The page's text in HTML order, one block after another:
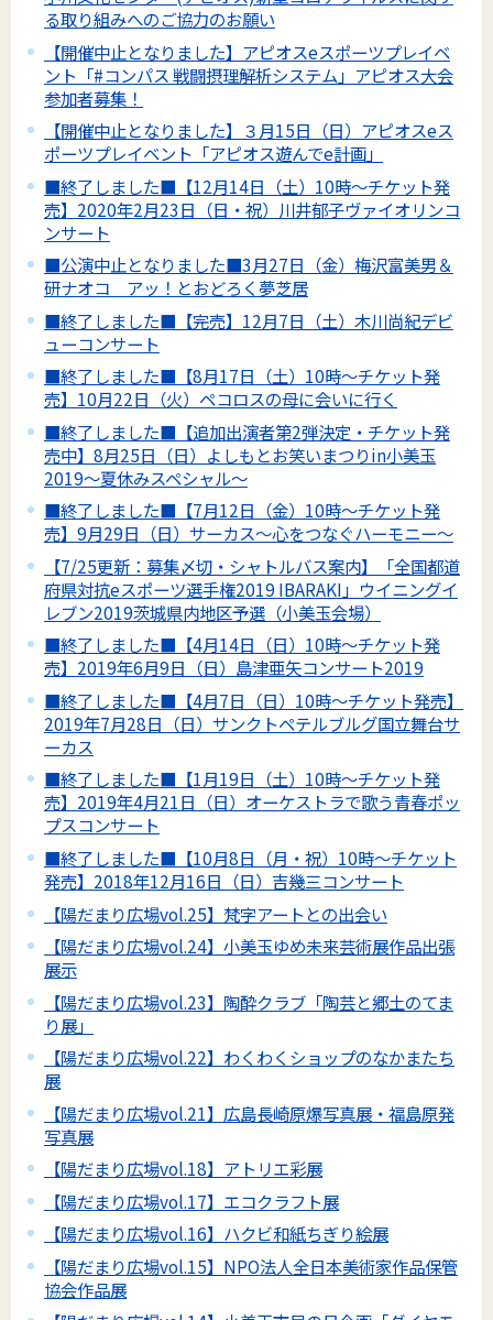
る取り組みへのご協力のお願い
【開催中止となりました】アピオスeスポーツプレイベ
ント「#コンパス 戦闘摂理解析システム」アピオス大会
参加者募集！
【開催中止となりました】３月15日（日）アピオスeス
ポーツプレイベント「アピオス遊んでe計画」
■終了しました■【12月14日（土）10時～チケット発
売】2020年2月23日（日・祝）川井郁子ヴァイオリンコ
ンサート
■公演中止となりました■3月27日（金）梅沢富美男＆
研ナオコ アッ！とおどろく夢芝居
■終了しました■【完売】12月7日（土）木川尚紀デビ
ューコンサート
■終了しました■【8月17日（土）10時～チケット発
売】10月22日（火）ペコロスの母に会いに行く
■終了しました■【追加出演者第2弾決定・チケット発
売中】8月25日（日）よしもとお笑いまつりin小美玉
2019～夏休みスペシャル～
■終了しました■【7月12日（金）10時～チケット発
売】9月29日（日）サーカス～心をつなぐハーモニー～
【7/25更新：募集〆切・シャトルバス案内】「全国都道
府県対抗eスポーツ選手権2019 IBARAKI」ウイニングイ
レブン2019茨城県内地区予選（小美玉会場）
■終了しました■【4月14日（日）10時～チケット発
売】2019年6月9日（日）島津亜矢コンサート2019
■終了しました■【4月7日（日）10時～チケット発売】
2019年7月28日（日）サンクトペテルブルグ国立舞台サ
ーカス
■終了しました■【1月19日（土）10時～チケット発
売】2019年4月21日（日）オーケストラで歌う青春ポッ
プスコンサート
■終了しました■【10月8日（月・祝）10時～チケット
発売】2018年12月16日（日）吉幾三コンサート
【陽だまり広場vol.25】梵字アートとの出会い
【陽だまり広場vol.24】小美玉ゆめ未来芸術展作品出張
展示
【陽だまり広場vol.23】陶酔クラブ「陶芸と郷土のてま
り展」
【陽だまり広場vol.22】わくわくショップのなかまたち
展
【陽だまり広場vol.21】広島長崎原爆写真展・福島原発
写真展
【陽だまり広場vol.18】アトリエ彩展
【陽だまり広場vol.17】エコクラフト展
【陽だまり広場vol.16】ハクビ和紙ちぎり絵展
【陽だまり広場vol.15】NPO法人全日本美術家作品保管
協会作品展